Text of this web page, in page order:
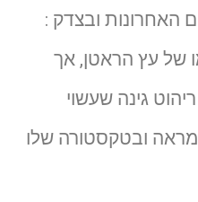
האחרונות ובצדק :
של עץ הראטן, אך
גינה שעשוי
ובטקסטורה שלו